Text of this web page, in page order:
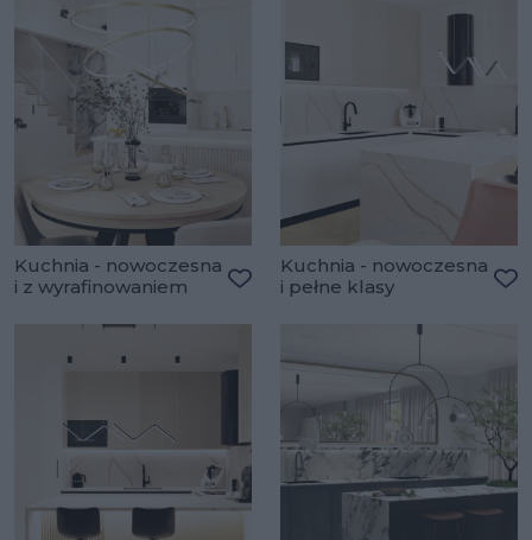
Kuchnia - nowoczesna
i z wyrafinowaniem
Dodaj do ulubionych
Kuchnia - nowoczesna
i pełne klasy